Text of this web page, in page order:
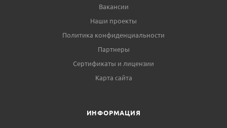
Вакансии
Наши проекты
Политика конфиденциальности
Партнеры
Сертификаты и лицензии
Карта сайта
ИНФОРМАЦИЯ